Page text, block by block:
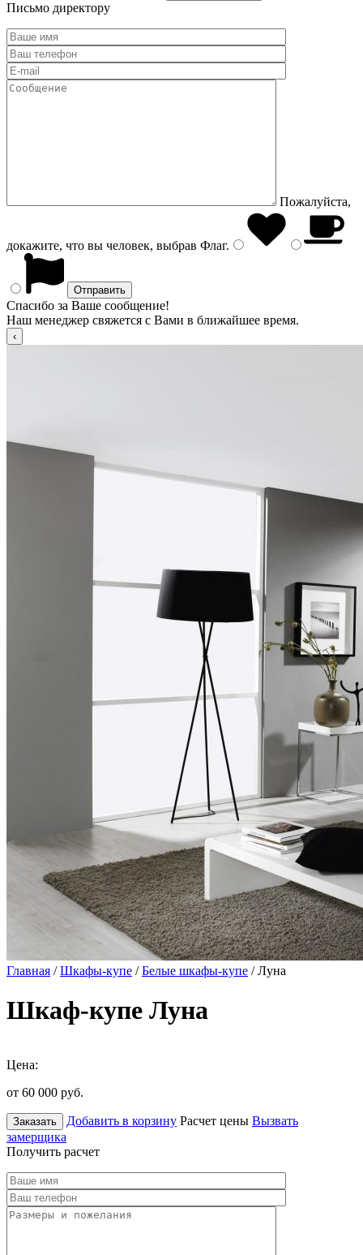
Письмо директору
Пожалуйста,
докажите, что вы человек, выбрав Флаг.
Спасибо за Ваше сообщение!
Наш менеджер свяжется с Вами в ближайшее время.
Главная /Шкафы-купе /Белые шкафы-купе / Луна
Шкаф-купе Луна
Цена:
от 60 000 руб.
Заказать Добавить в корзину Расчет цены Вызвать
замерщика
Получить расчет